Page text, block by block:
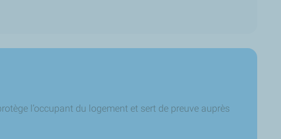
l’occupant du logement et sert de preuve auprès